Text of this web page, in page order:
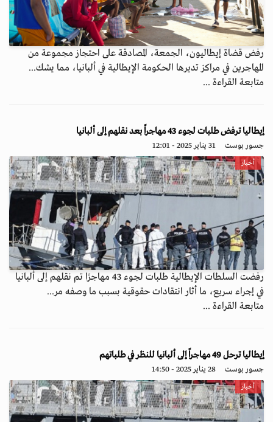
رفض قضاة إيطاليون، الجمعة، المصادقة على احتجاز مجموعة من
المهاجرين في مراكز تديرها الحكومة الإيطالية في ألبانيا، مما يشك...
متابعة القراءة ...
إيطاليا ترفض طلبات لجوء 43 مهاجراً بعد نقلهم إلى ألبانيا
جسور بوست 31 يناير 2025 - 12:01
أخبار
رفضت السلطات الإيطالية طلبات لجوء 43 مهاجرًا تم نقلهم إلى ألبانيا
في إجراء سريع، ما أثار انتقادات حقوقية بسبب ما وصفه مر...
متابعة القراءة ...
إيطاليا ترحل 49 مهاجراً إلى ألبانيا للنظر في طلباتهم
جسور بوست 28 يناير 2025 - 14:50
أخبار